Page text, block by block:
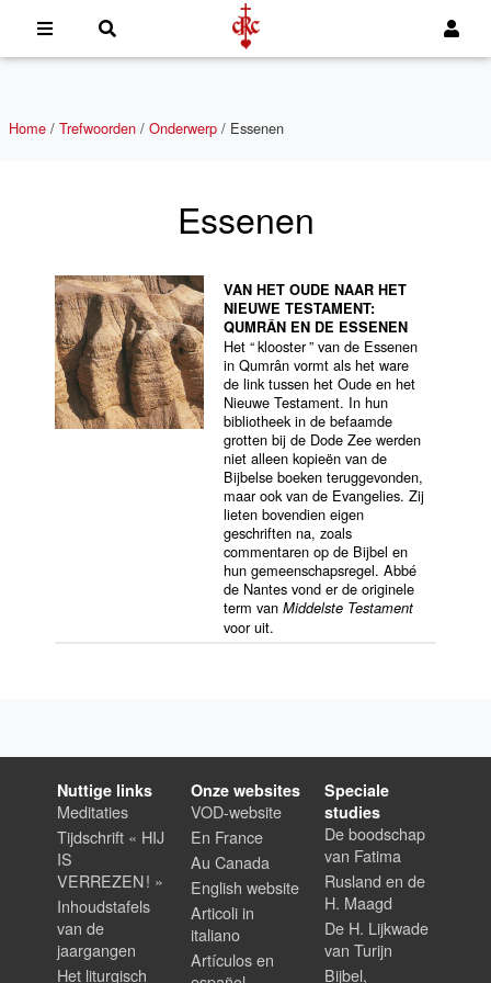
Home / Trefwoorden / Onderwerp / Essenen
Essenen
VAN HET OUDE NAAR HET
NIEUWE TESTAMENT:
QUMRÂN EN DE ESSENEN
Het “klooster” van de Essenen
in Qumrân vormt als het ware
de link tussen het Oude en het
Nieuwe Testament. In hun
bibliotheek in de befaamde
grotten bij de Dode Zee werden
niet alleen kopieën van de
Bijbelse boeken teruggevonden,
maar ook van de Evangelies. Zij
lieten bovendien eigen
geschriften na, zoals
commentaren op de Bijbel en
hun gemeenschapsregel. Abbé
de Nantes vond er de originele
term van Middelste Testament
voor uit.
Nuttige links
Meditaties
Tijdschrift « HIJ
IS
VERREZEN ! »
Inhoudstafels
van de
jaargangen
Het liturgisch
Onze websites
VOD-website
En France
Au Canada
English website
Articoli in
italiano
Artículos en
Speciale
studies
De boodschap
van Fatima
Rusland en de
H. Maagd
De H. Lijkwade
van Turijn
Bijbel,